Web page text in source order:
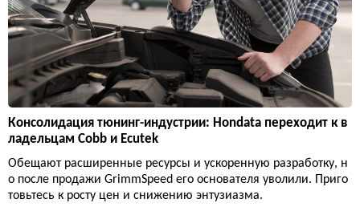
Консолидация тюнинг-индустрии: Hondata переходит к в
ладельцам Cobb и Ecutek
Обещают расширенные ресурсы и ускоренную разработку, н
о после продажи GrimmSpeed его основателя уволили. Приго
товьтесь к росту цен и снижению энтузиазма.